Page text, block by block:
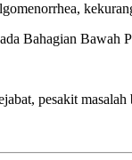
Bahagian Bawah
pesakit